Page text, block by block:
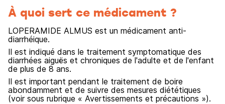
À quoi sert ce médicament ?
LOPERAMIDE ALMUS est un médicament anti-
diarrhéique.
Il est indiqué dans le traitement symptomatique des
diarrhées aiguës et chroniques de l'adulte et de l'enfant
de plus de 8 ans.
Il est important pendant le traitement de boire
abondamment et de suivre des mesures diététiques
(voir sous rubrique « Avertissements et précautions »).